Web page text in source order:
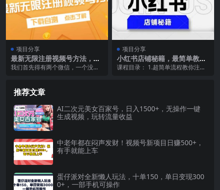
项目分享
最新无限注册视频号方法，下
载自测
我们首先得有两个微信，一个没有
项目分享
小红书店铺秘籍，最简单教
学，最快速爆单
课程目录： 1.超简单流程教你注册
推荐文章
AI二次元美女百家号，日入1500+，无操作一键
生成视频，玩转流量收益
中老年都在闷声发财！视频号新项目日赚500+，
有手就能上车
蛋仔派对全新懒人玩法，十单150，单日变现300
0+，一部手机可操作